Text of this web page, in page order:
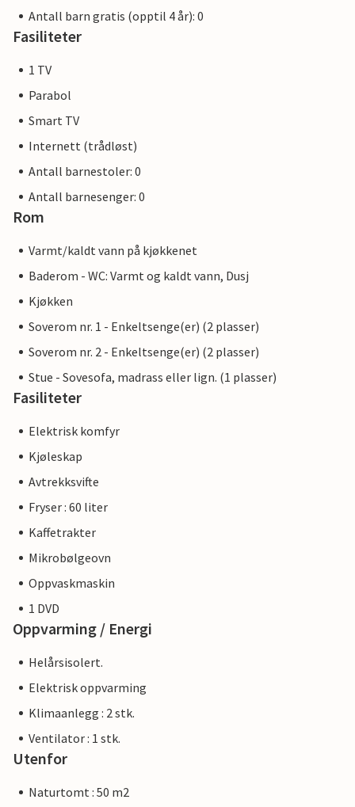
Antall barn gratis (opptil 4 år): 0
Fasiliteter
1 TV
Parabol
Smart TV
Internett (trådløst)
Antall barnestoler: 0
Antall barnesenger: 0
Rom
Varmt/kaldt vann på kjøkkenet
Baderom - WC: Varmt og kaldt vann, Dusj
Kjøkken
Soverom nr. 1 - Enkeltsenge(er) (2 plasser)
Soverom nr. 2 - Enkeltsenge(er) (2 plasser)
Stue - Sovesofa, madrass eller lign. (1 plasser)
Fasiliteter
Elektrisk komfyr
Kjøleskap
Avtrekksvifte
Fryser : 60 liter
Kaffetrakter
Mikrobølgeovn
Oppvaskmaskin
1 DVD
Oppvarming / Energi
Helårsisolert.
Elektrisk oppvarming
Klimaanlegg : 2 stk.
Ventilator : 1 stk.
Utenfor
Naturtomt : 50 m2